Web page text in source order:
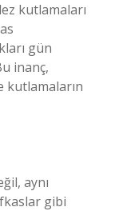
kutlamaları
gün
inanç,
kutlamaların
aynı
gibi